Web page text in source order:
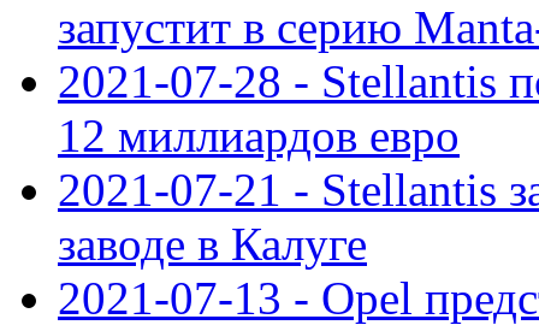
запустит в серию
2021-07-28 - Stellantis
12 миллиардов евро
2021-07-21 - Stellantis
заводе в Калуге
2021-07-13 - Opel